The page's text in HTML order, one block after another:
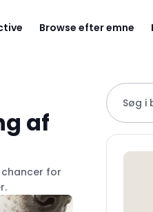
Browse efter emne
af
for
Søg i